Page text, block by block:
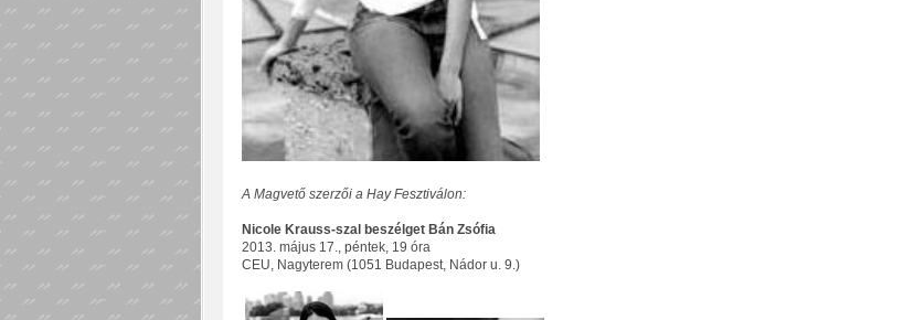
A Magvető szerzői a Hay Fesztiválon:
Nicole Krauss-szal beszélget Bán Zsófia
2013. május 17., péntek, 19 óra
CEU, Nagyterem (1051 Budapest, Nádor u. 9.)